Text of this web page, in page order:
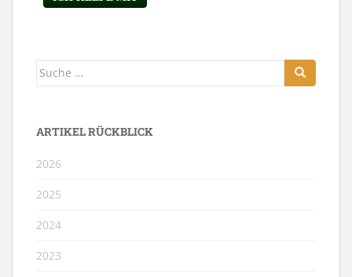
Suche
ARTIKEL RÜCKBLICK
2026
2025
2024
2023